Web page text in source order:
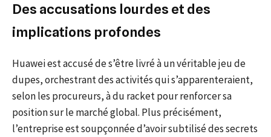
Des accusations lourdes et des
implications profondes
Huawei est accusé de s’être livré à un véritable jeu de
dupes, orchestrant des activités qui s’apparenteraient,
selon les procureurs, à du racket pour renforcer sa
position sur le marché global. Plus précisément,
l’entreprise est soupçonnée d’avoir subtilisé des secrets